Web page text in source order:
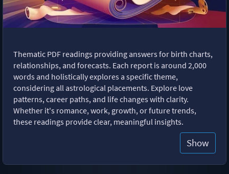
Thematic PDF readings providing answers for birth charts,
relationships, and forecasts. Each report is around 2,000
words and holistically explores a specific theme,
considering all astrological placements. Explore love
patterns, career paths, and life changes with clarity.
Whether it's romance, work, growth, or future trends,
these readings provide clear, meaningful insights.
Show